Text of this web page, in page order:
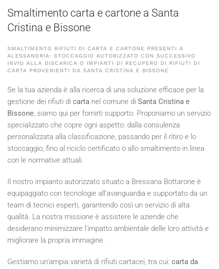
Smaltimento carta e cartone a Santa
Cristina e Bissone
SMALTIMENTO RIFIUTI DI CARTA E CARTONE PRESENTI A
ALESSANDRIA: STOCCAGGIO AUTORIZZATO CON SUCCESSIVO
INVIO ALLA DISCARICA O IMPIANTI DI RECUPERO DI RIFIUTI DI
CARTA PROVENIENTI DA SANTA CRISTINA E BISSONE
Se la tua azienda è alla ricerca di una soluzione efficace per la
gestione dei rifiuti di carta nel comune di Santa Cristina e
Bissone, siamo qui per fornirti supporto. Proponiamo un servizio
specializzato che copre ogni aspetto: dalla consulenza
personalizzata alla classificazione, passando per il ritiro e lo
stoccaggio, fino al riciclo certificato o allo smaltimento in linea
con le normative attuali.
Il nostro impianto autorizzato situato a Bressana Bottarone è
equipaggiato con tecnologie all'avanguardia e supportato da un
team di tecnici esperti, garantendo così un servizio di alta
qualità. La nostra missione è assistere le aziende che
desiderano minimizzare l'impatto ambientale delle loro attività e
migliorare la propria immagine.
Gestiamo un'ampia varietà di rifiuti cartacei, tra cui: carta da